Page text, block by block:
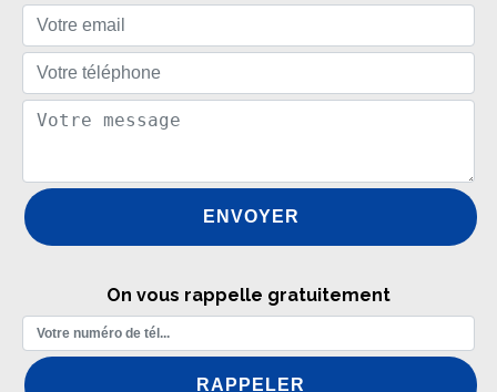
On vous rappelle gratuitement